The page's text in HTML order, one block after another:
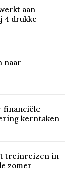
aan
4 drukke
naar
financiële
kerntaken
treinreizen in
zomer